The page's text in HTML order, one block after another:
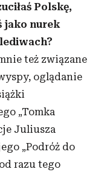
Polskę,
jako nurek
też związane
oglądanie
„Tomka
Juliusza
„Podróż do
razu tego